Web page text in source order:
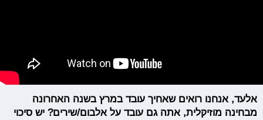
אלעד, אנחנו רואים שאחיך עובד במרץ בשנה האחרונה
מבחינה מוזיקלית, אתה גם עובד על אלבום/שירים? יש סיכוי